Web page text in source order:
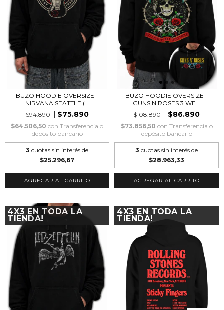
BUZO HOODIE OVERSIZE -
NIRVANA SEATTLE (...
$94.890
$75.890
$64.506,50 con Transferencia o
depósito bancario
3 cuotas sin interés de
$25.296,67
AGREGAR AL CARRITO
BUZO HOODIE OVERSIZE -
GUNS N ROSES 3 WE...
$108.890
$86.890
$73.856,50 con Transferencia o
depósito bancario
3 cuotas sin interés de
$28.963,33
AGREGAR AL CARRITO
4X3 EN TODA LA
TIENDA!
4X3 EN TODA LA
TIENDA!